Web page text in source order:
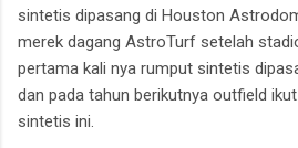
sintetis dipasang di Houston
merek dagang AstroTurf setelah
pertama kali nya rumput sintetis
dan pada tahun berikutnya outfield
sintetis ini.